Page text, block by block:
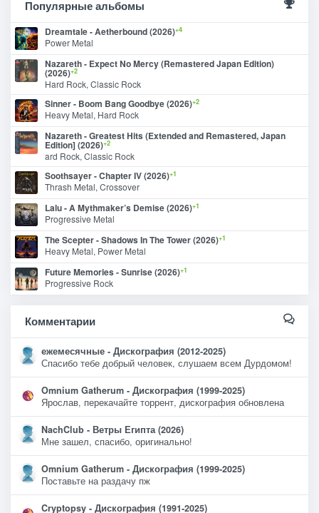
Популярные альбомы
Dreamtale - Aetherbound (2026)+4
Power Metal
Nazareth - Expect No Mercy (Remastered Japan Edition)
(2026)+2
Hard Rock, Classic Rock
Sinner - Boom Bang Goodbye (2026)+2
Heavy Metal, Hard Rock
Nazareth - Greatest Hits (Extended and Remastered, Japan
Edition] (2026)+2
ard Rock, Classic Rock
Soothsayer - Chapter IV (2026)+1
Thrash Metal, Crossover
Lalu - A Mythmaker’s Demise (2026)+1
Progressive Metal
The Scepter - Shadows In The Tower (2026)+1
Heavy Metal, Power Metal
Future Memories - Sunrise (2026)+1
Progressive Rock
Комментарии
ежемесячные - Дискография (2012-2025)
Спасибо тебе добрый человек, слушаем всем Дурдомом!
Omnium Gatherum - Дискография (1999-2025)
Ярослав, перекачайте торрент, дискография обновлена
NachClub - Ветры Египта (2026)
Мне зашел, спасибо, оригинально!
Omnium Gatherum - Дискография (1999-2025)
Поставьте на раздачу пж
Cryptopsy - Дискография (1991-2025)